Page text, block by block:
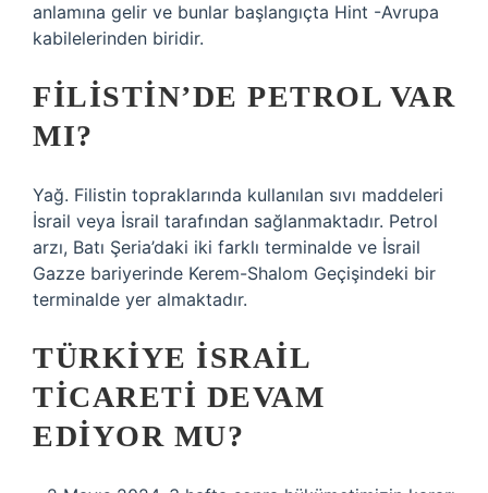
anlamına gelir ve bunlar başlangıçta Hint -Avrupa
kabilelerinden biridir.
FILISTIN’DE PETROL VAR
MI?
Yağ. Filistin topraklarında kullanılan sıvı maddeleri
İsrail veya İsrail tarafından sağlanmaktadır. Petrol
arzı, Batı Şeria’daki iki farklı terminalde ve İsrail
Gazze bariyerinde Kerem-Shalom Geçişindeki bir
terminalde yer almaktadır.
TÜRKIYE İSRAIL
TICARETI DEVAM
EDIYOR MU?